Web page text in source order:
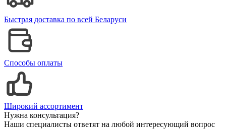
Быстрая доставка по всей Беларуси
Способы оплаты
Широкий ассортимент
Нужна консультация?
Наши специалисты ответят на любой интересующий вопрос